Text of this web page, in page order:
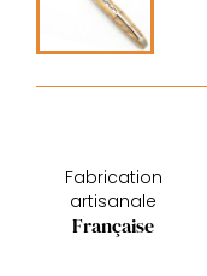
Fabrication
artisanale
Française